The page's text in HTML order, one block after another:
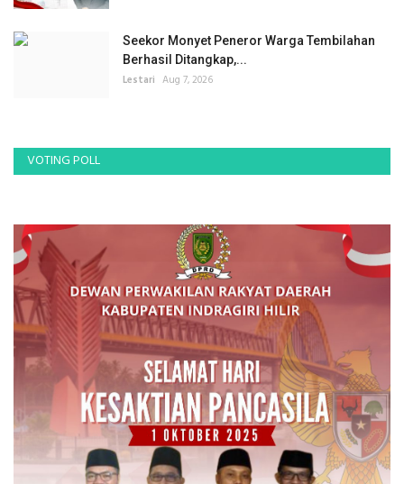
Seekor Monyet Peneror Warga Tembilahan
Berhasil Ditangkap,...
Lestari Aug 7, 2026
VOTING POLL